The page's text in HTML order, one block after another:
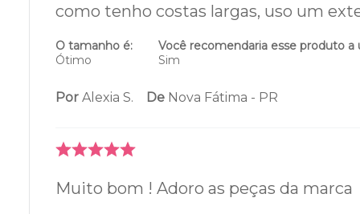
como tenho costas largas, uso um
O tamanho é:
Ótimo
Você recomendaria esse produto a
Sim
Por Alexia S. De Nova Fátima - PR
Muito bom ! Adoro as peças da marca